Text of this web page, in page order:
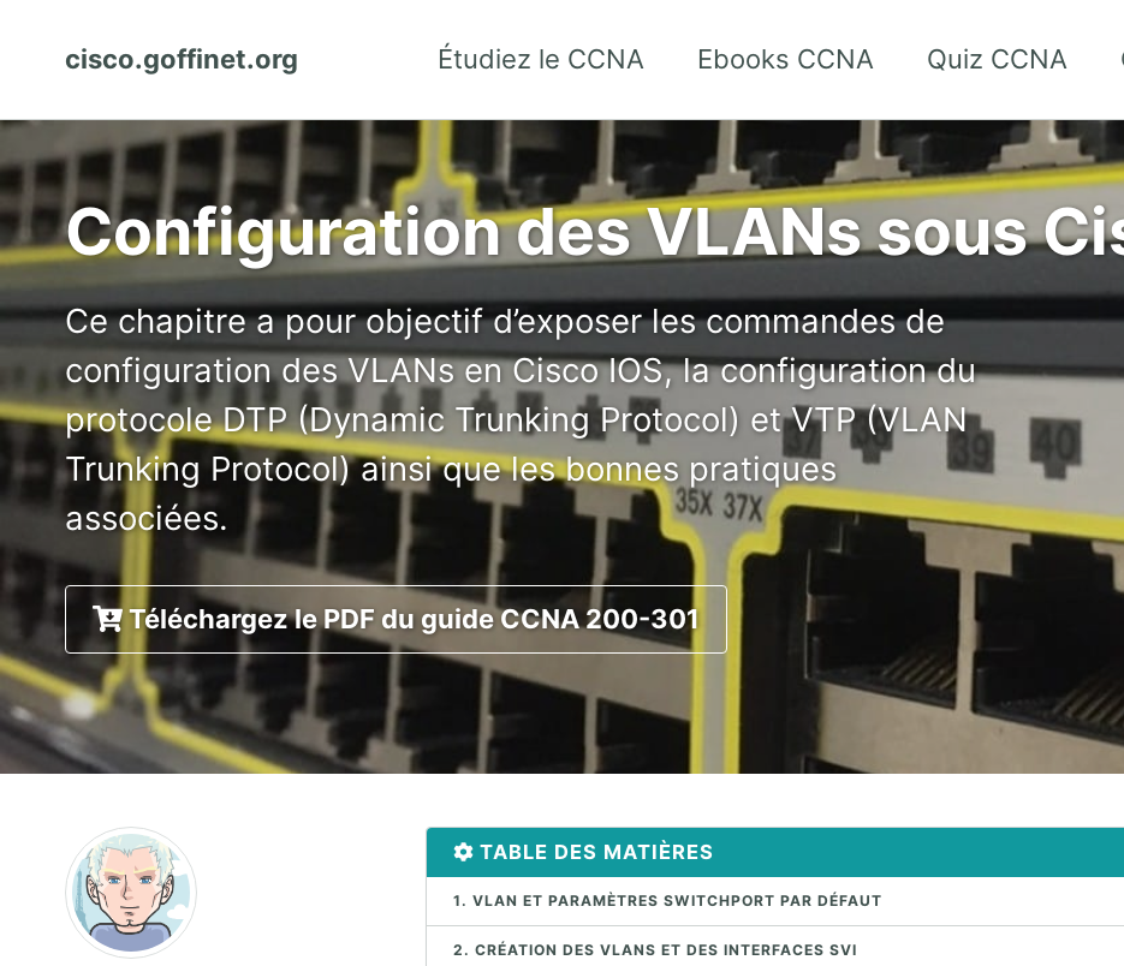
cisco.goffinet.org Étudiez le CCNA Ebooks CCNA Quiz CCNA
Configuration des VLANs sous
Ce chapitre a pour objectif d’exposer les commandes de
configuration des VLANs en Cisco IOS, la configuration du
protocole DTP (Dynamic Trunking Protocol) et VTP (VLAN
Trunking Protocol) ainsi que les bonnes pratiques
associées.
Téléchargez le PDF du guide CCNA 200-301
TABLE DES MATIÈRES
1. VLAN ET PARAMÈTRES SWITCHPORT PAR DÉFAUT
2. CRÉATION DES VLANS ET DES INTERFACES SVI